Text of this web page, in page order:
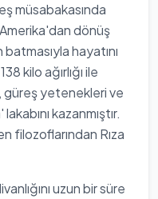
müsabakasında
dönüş
hayatını
kilo ağırlığı ile
yetenekleri ve
kazanmıştır.
filozoflarından Rıza
uzun bir süre